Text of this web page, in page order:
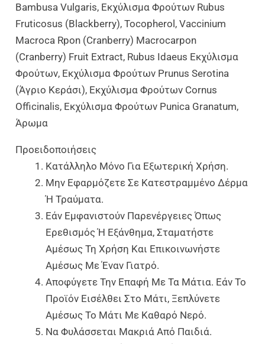
Bambusa Vulgaris, Εκχύλισμα Φρούτων Rubus
Fruticosus (Blackberry), Tocopherol, Vaccinium
Macroca Rpon (Cranberry) Macrocarpon
(Cranberry) Fruit Extract, Rubus Idaeus Εκχύλισμα
Φρούτων, Εκχύλισμα Φρούτων Prunus Serotina
(άγριο Κεράσι), Εκχύλισμα Φρούτων Cornus
Officinalis, Εκχύλισμα Φρούτων Punica Granatum,
Άρωμα
Προειδοποιήσεις
Κατάλληλο Μόνο Για Εξωτερική Χρήση.
Μην Εφαρμόζετε Σε Κατεστραμμένο Δέρμα
Ή Τραύματα.
Εάν Εμφανιστούν Παρενέργειες Όπως
Ερεθισμός Ή Εξάνθημα, Σταματήστε
Αμέσως Τη Χρήση Και Επικοινωνήστε
Αμέσως Με Έναν Γιατρό.
Αποφύγετε Την Επαφή Με Τα Μάτια. Εάν Το
Προϊόν Εισέλθει Στο Μάτι, Ξεπλύνετε
Αμέσως Το Μάτι Με Καθαρό Νερό.
Να Φυλάσσεται Μακριά Από Παιδιά.